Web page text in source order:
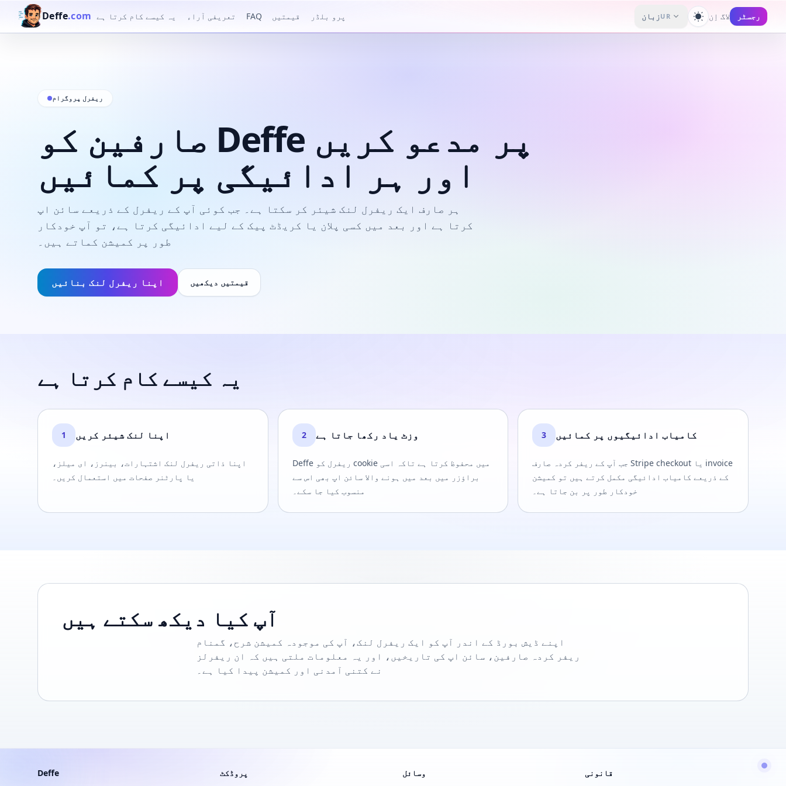
Deffe.com یہ کیسے کام کرتا ہے تعریفی آراء FAQ قیمتیں پرو بلڈر زبان UR تھیم تبدیل کریں
لاگ اِن رجسٹر
ریفرل پروگرام
صارفین کو Deffe پر مدعو کریں
اور ہر ادائیگی پر کمائیں
ہر صارف ایک ریفرل لنک شیئر کر سکتا ہے۔ جب کوئی آپ کے ریفرل کے ذریعے سائن اپ
کرتا ہے اور بعد میں کسی پلان یا کریڈٹ پیک کے لیے ادائیگی کرتا ہے، تو آپ خودکار
طور پر کمیشن کماتے ہیں۔
اپنا ریفرل لنک بنائیں قیمتیں دیکھیں
یہ کیسے کام کرتا ہے
1 اپنا لنک شیئر کریں
اپنا ذاتی ریفرل لنک اشتہارات، بینرز، ای میلز،
یا پارٹنر صفحات میں استعمال کریں۔
2 وزٹ یاد رکھا جاتا ہے
Deffe ریفرل کو cookie میں محفوظ کرتا ہے تاکہ اسی
براؤزر میں بعد میں ہونے والا سائن اپ بھی اس سے
منسوب کیا جا سکے۔
3 کامیاب ادائیگیوں پر کمائیں
جب آپ کے ریفر کردہ صارف Stripe checkout یا invoice
کے ذریعے کامیاب ادائیگی مکمل کرتے ہیں تو کمیشن
خودکار طور پر بن جاتا ہے۔
آپ کیا دیکھ سکتے ہیں
اپنے ڈیش بورڈ کے اندر آپ کو ایک ریفرل لنک، آپ کی موجودہ کمیشن شرح، گمنام
ریفر کردہ صارفین، سائن اپ کی تاریخیں، اور یہ معلومات ملتی ہیں کہ ان ریفرلز
نے کتنی آمدنی اور کمیشن پیدا کیا ہے۔
Deffe
پروڈکٹ
وسائل
قانونی